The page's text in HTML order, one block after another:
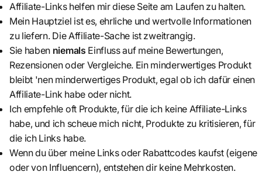
Affiliate-Links helfen mir diese Seite am Laufen zu halten.
Mein Hauptziel ist es, ehrliche und wertvolle Informationen
zu liefern. Die Affiliate-Sache ist zweitrangig.
Sie haben niemals Einfluss auf meine Bewertungen,
Rezensionen oder Vergleiche. Ein minderwertiges Produkt
bleibt 'nen minderwertiges Produkt, egal ob ich dafür einen
Affiliate-Link habe oder nicht.
Ich empfehle oft Produkte, für die ich keine Affiliate-Links
habe, und ich scheue mich nicht, Produkte zu kritisieren, für
die ich Links habe.
Wenn du über meine Links oder Rabattcodes kaufst (eigene
oder von Influencern), entstehen dir keine Mehrkosten.